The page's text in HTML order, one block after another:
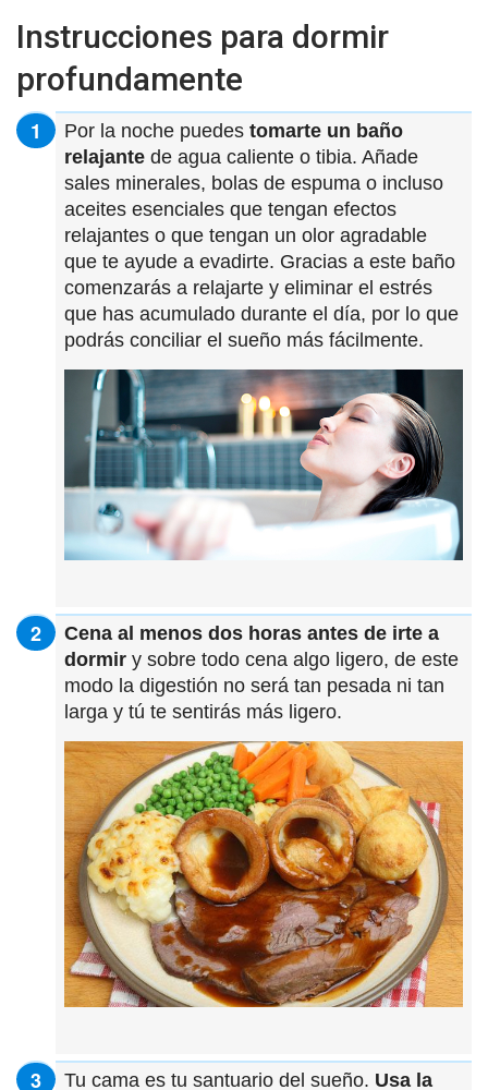
Instrucciones para dormir
profundamente
Por la noche puedes tomarte un baño
relajante de agua caliente o tibia. Añade
sales minerales, bolas de espuma o incluso
aceites esenciales que tengan efectos
relajantes o que tengan un olor agradable
que te ayude a evadirte. Gracias a este baño
comenzarás a relajarte y eliminar el estrés
que has acumulado durante el día, por lo que
podrás conciliar el sueño más fácilmente.
Cena al menos dos horas antes de irte a
dormir y sobre todo cena algo ligero, de este
modo la digestión no será tan pesada ni tan
larga y tú te sentirás más ligero.
Tu cama es tu santuario del sueño. Usa la